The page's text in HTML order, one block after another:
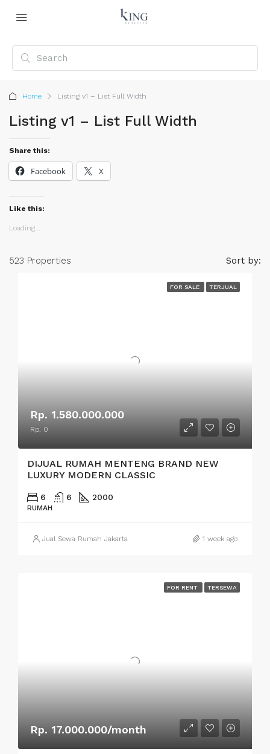
Home Listing v1 – List Full Width
Listing v1 – List Full Width
Share this:
Facebook X
Like this:
Loading...
523 Properties Sort by:
FOR SALE TERJUAL
Rp. 1.580.000.000
Rp. 0
DIJUAL RUMAH MENTENG BRAND NEW
LUXURY MODERN CLASSIC
6 6 2000
RUMAH
Jual Sewa Rumah Jakarta 1 week ago
FOR RENT TERSEWA
Rp. 17.000.000/month